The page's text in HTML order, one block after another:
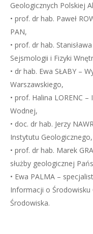
Geologicznych Polskiej
• prof. dr hab. Paweł
PAN,
• prof. dr hab.
Sejsmologii i Fizyki
• dr hab. Ewa SŁABY –
Warszawskiego,
• prof. Halina LORENC
Wodnej,
• doc. dr hab. Jerzy
Instytutu Geologicznego,
• prof. dr hab. Marek
służby geologicznej
• Ewa PALMA –
Informacji o Środowisku
Środowiska.